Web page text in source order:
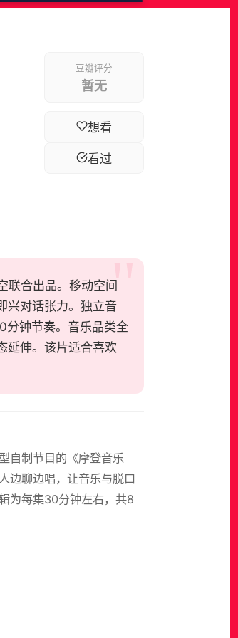
豆瓣评分
暂无
想看
看过
联合出品。移动空间
兴对话张力。独立音
分钟节奏。音乐品类全
延伸。该片适合喜欢
自制节目的《摩登音乐
边聊边唱，让音乐与脱口
为每集30分钟左右，共8